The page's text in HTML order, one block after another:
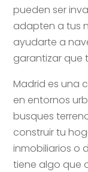
pueden ser
adapten a tus
ayudarte a
garantizar que
Madrid es una
en entornos
busques
construir tu
inmobiliarios o
tiene algo que